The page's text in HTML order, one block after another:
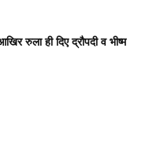
रुला ही दिए द्रौपदी व भीष्म